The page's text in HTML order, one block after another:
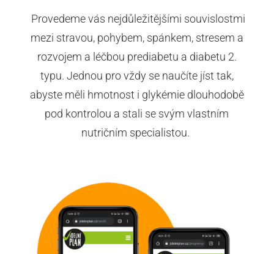
Provedeme vás nejdůležitějšími souvislostmi
mezi stravou, pohybem, spánkem, stresem a
rozvojem a léčbou prediabetu a diabetu 2.
typu. Jednou pro vždy se naučíte jíst tak,
abyste měli hmotnost i glykémie dlouhodobě
pod kontrolou a stali se svým vlastním
nutričním specialistou.